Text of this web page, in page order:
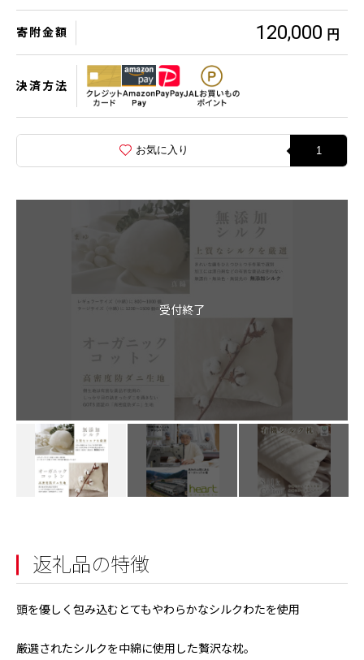
寄附金額 120,000 円
決済方法
お気に入り 1
受付終了
返礼品の特徴
頭を優しく包み込むとてもやわらかなシルクわたを使用
厳選されたシルクを中綿に使用した贅沢な枕。